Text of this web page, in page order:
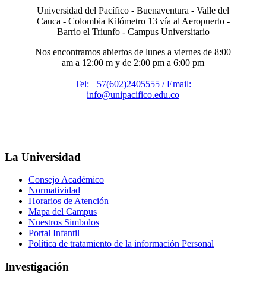
Universidad del Pacífico - Buenaventura - Valle del
Cauca - Colombia Kilómetro 13 vía al Aeropuerto -
Barrio el Triunfo - Campus Universitario
Nos encontramos abiertos de lunes a viernes de 8:00
am a 12:00 m y de 2:00 pm a 6:00 pm
Tel: +57(602)2405555 / Email:
info@unipacifico.edu.co
La Universidad
Consejo Académico
Normatividad
Horarios de Atención
Mapa del Campus
Nuestros Simbolos
Portal Infantil
Política de tratamiento de la información Personal
Investigación